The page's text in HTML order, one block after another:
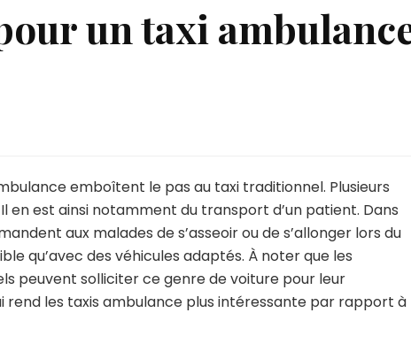
un taxi
emboîtent le pas au taxi traditionnel. Plusieurs
en est ainsi notamment du transport d’un patient. Dans
aux malades de s’asseoir ou de s’allonger lors du
qu’avec des véhicules adaptés. À noter que les
peuvent solliciter ce genre de voiture pour leur
les taxis ambulance plus intéressante par rapport à